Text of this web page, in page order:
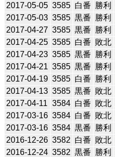
2017-05-05 3585 白番 勝利
2017-05-03 3585 黒番 勝利
2017-04-27 3585 黒番 勝利
2017-04-25 3585 白番 敗北
2017-04-23 3585 黒番 勝利
2017-04-21 3585 黒番 勝利
2017-04-19 3585 白番 勝利
2017-04-13 3585 黒番 敗北
2017-04-11 3584 白番 敗北
2017-03-16 3584 白番 敗北
2017-03-16 3584 黒番 勝利
2016-12-26 3582 白番 敗北
2016-12-24 3582 黒番 勝利